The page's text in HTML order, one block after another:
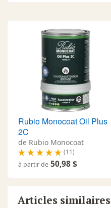
Rubio Monocoat Oil Plus
2C
de Rubio Monocoat
(11)
à partir de 50,98 $
Articles similaires